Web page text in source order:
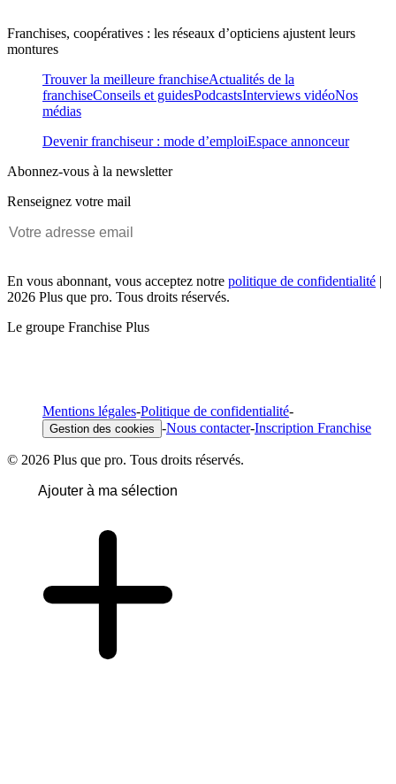
Franchises, coopératives : les réseaux d’opticiens ajustent leurs
montures
Trouver la meilleure franchiseActualités de la
franchiseConseils et guidesPodcastsInterviews vidéoNos
médias
Devenir franchiseur : mode d’emploiEspace annonceur
Abonnez-vous à la newsletter
Renseignez votre mail
En vous abonnant, vous acceptez notre politique de confidentialité |
2026 Plus que pro. Tous droits réservés.
Le groupe Franchise Plus
Mentions légales-Politique de confidentialité-
Gestion des cookies -Nous contacter-Inscription Franchise
© 2026 Plus que pro. Tous droits réservés.
Ajouter à ma sélection